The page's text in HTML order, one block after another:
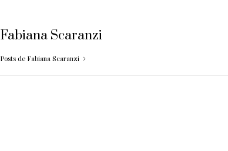
Fabiana Scaranzi
Posts de Fabiana Scaranzi